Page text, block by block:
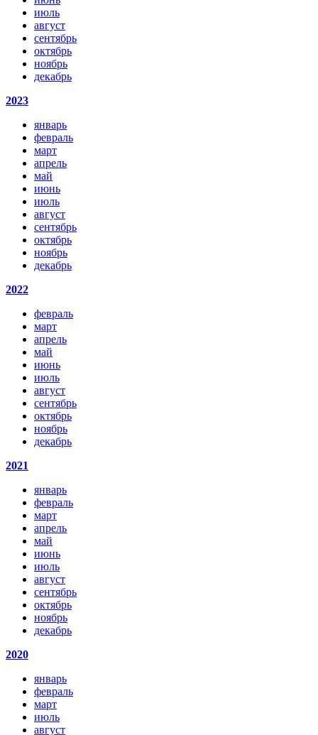
июль
август
сентябрь
октябрь
ноябрь
декабрь
2023
январь
февраль
март
апрель
май
июнь
июль
август
сентябрь
октябрь
ноябрь
декабрь
2022
февраль
март
апрель
май
июнь
июль
август
сентябрь
октябрь
ноябрь
декабрь
2021
январь
февраль
март
апрель
май
июнь
июль
август
сентябрь
октябрь
ноябрь
декабрь
2020
январь
февраль
март
июль
август